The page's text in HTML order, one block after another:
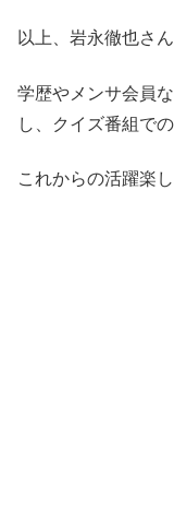
以上、岩永徹也さ
学歴やメンサ会員
し、クイズ番組で
これからの活躍楽